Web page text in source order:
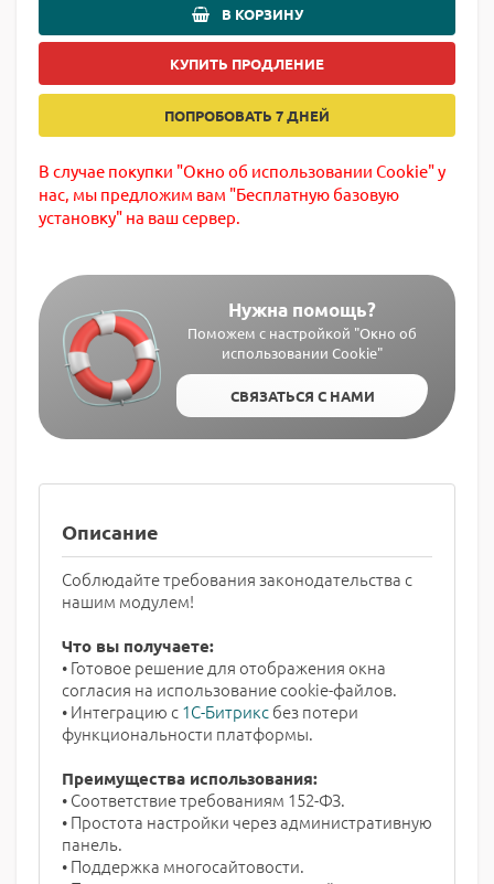
В КОРЗИНУ
КУПИТЬ ПРОДЛЕНИЕ
ПОПРОБОВАТЬ 7 ДНЕЙ
В случае покупки "Окно об использовании Cookie" у
нас, мы предложим вам "Бесплатную базовую
установку" на ваш сервер.
Нужна помощь?
Поможем с настройкой "Окно об
использовании Cookie"
СВЯЗАТЬСЯ С НАМИ
Описание
Соблюдайте требования законодательства с
нашим модулем!
Что вы получаете:
• Готовое решение для отображения окна
согласия на использование cookie-файлов.
• Интеграцию с1С-Битриксбез потери
функциональности платформы.
Преимущества использования:
• Соответствие требованиям 152-ФЗ.
• Простота настройки через административную
панель.
• Поддержка многосайтовости.